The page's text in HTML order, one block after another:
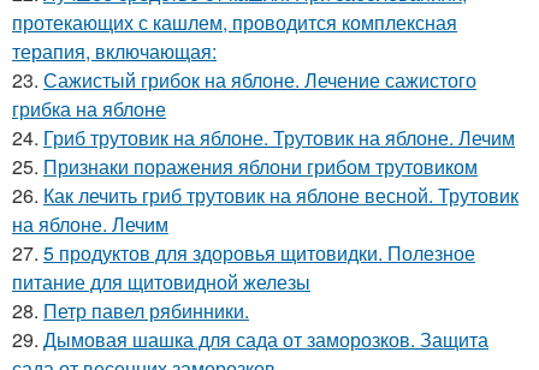
протекающих с кашлем, проводится комплексная
терапия, включающая:
23. Сажистый грибок на яблоне. Лечение сажистого
грибка на яблоне
24. Гриб трутовик на яблоне. Трутовик на яблоне. Лечим
25. Признаки поражения яблони грибом трутовиком
26. Как лечить гриб трутовик на яблоне весной. Трутовик
на яблоне. Лечим
27. 5 продуктов для здоровья щитовидки. Полезное
питание для щитовидной железы
28. Петр павел рябинники.
29. Дымовая шашка для сада от заморозков. Защита